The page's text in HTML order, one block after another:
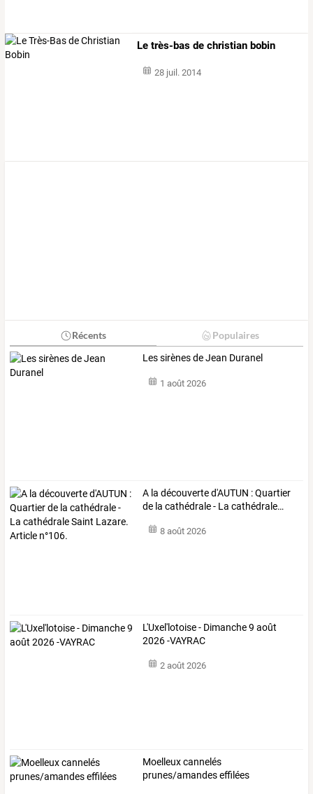
Le très-bas de christian bobin
28 juil. 2014
Récents Populaires
Les sirènes de Jean Duranel
1 août 2026
A la découverted'AUTUN :Quartier
de la cathédrale- La cathédrale…
8 août 2026
L'Uxel'lotoise - Dimanche 9 août
2026 -VAYRAC
2 août 2026
Moelleux cannelés
prunes/amandes effilées